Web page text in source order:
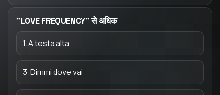
"LOVE FREQUENCY" से अधिक
1. A testa alta
3. Dimmi dove vai